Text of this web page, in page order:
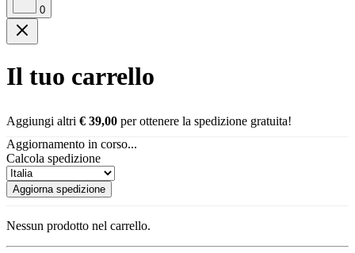
0
Il tuo carrello
Aggiungi altri € 39,00 per ottenere la spedizione gratuita!
Aggiornamento in corso...
Calcola spedizione
Aggiorna spedizione
Nessun prodotto nel carrello.